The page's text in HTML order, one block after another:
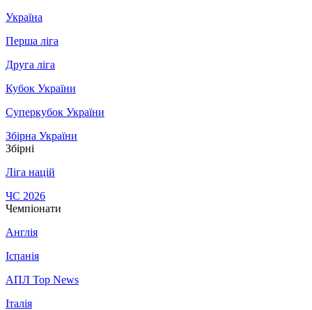
Україна
Перша ліга
Друга ліга
Кубок України
Суперкубок України
Збірна України
Збірні
Ліга націй
ЧС 2026
Чемпіонати
Англія
Іспанія
АПЛ Top News
Італія